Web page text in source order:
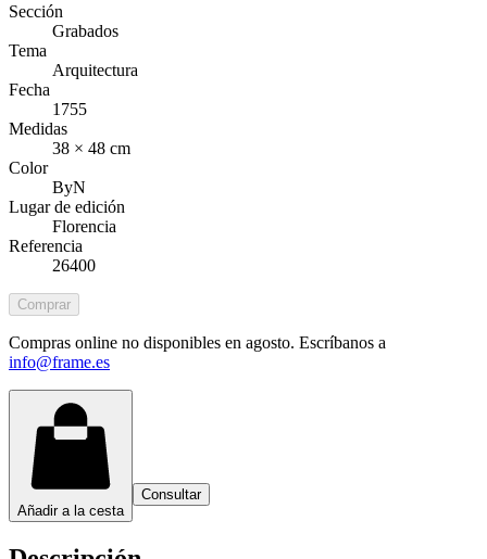
Sección
Grabados
Tema
Arquitectura
Fecha
1755
Medidas
38 × 48 cm
Color
ByN
Lugar de edición
Florencia
Referencia
26400
Comprar
Compras online no disponibles en agosto. Escríbanos a
info@frame.es
Añadir a la cesta
Consultar